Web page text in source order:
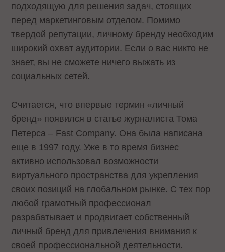
подходящую для решения задач, стоящих
перед маркетинговым отделом. Помимо
твердой репутации, личному бренду необходим
широкий охват аудитории. Если о вас никто не
знает, вы не сможете ничего выжать из
социальных сетей.
Считается, что впервые термин «личный
бренд» появился в статье журналиста Тома
Петерса – Fast Company. Она была написана
еще в 1997 году. Уже в то время бизнес
активно использовал возможности
виртуального пространства для укрепления
своих позиций на глобальном рынке. С тех пор
любой грамотный профессионал
разрабатывает и продвигает собственный
личный бренд для привлечения внимания к
своей профессиональной деятельности.